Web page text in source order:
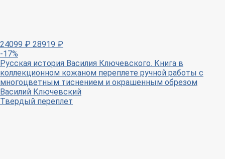
24099 ₽ 28919 ₽
-17%
Русская история Василия Ключевского. Книга в
коллекционном кожаном переплете ручной работы с
многоцветным тиснением и окрашенным обрезом
Василий Ключевский
Твердый переплет